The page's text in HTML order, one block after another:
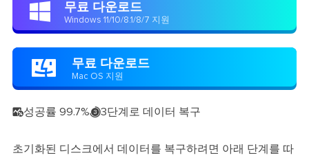
 무료 다운로드
Windows 11/10/8.1/8/7 지원
 무료 다운로드
Mac OS 지원
성공률 99.7%3단계로 데이터 복구
초기화된 디스크에서 데이터를 복구하려면 아래 단계를 따